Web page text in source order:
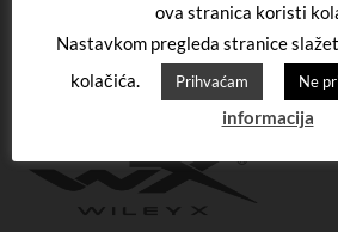
ova stranica koristi
Nastavkom pregleda stranice
kolačića.
Prihvaćam Ne
informacija